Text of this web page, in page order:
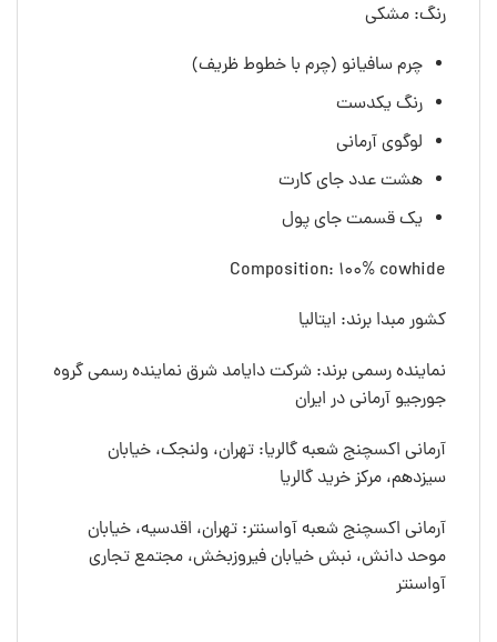
رنگ: مشکی
چرم سافیانو (چرم با خطوط ظریف)
رنگ یکدست
لوگوی آرمانی
هشت عدد جای کارت
یک قسمت جای پول
Composition: 100% cowhide
کشور مبدا برند: ایتالیا
نماینده رسمی برند: شرکت دایامد شرق نماینده رسمی گروه
جورجیو آرمانی در ایران
آرمانی اکسچنج شعبه گالریا: تهران، ولنجک، خیابان
سیزدهم، مرکز خرید گالریا
آرمانی اکسچنج شعبه آواسنتر: تهران، اقدسیه، خیابان
موحد دانش، نبش خیابان فیروزبخش، مجتمع تجاری
آواسنتر